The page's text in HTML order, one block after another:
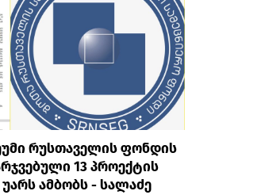
რუსთაველის ფონდის
13 პროექტის
ამბობს - სალაძე